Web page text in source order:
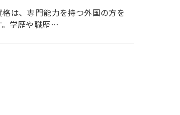
は、専門能力を持つ外国の方を
。学歴や職歴…